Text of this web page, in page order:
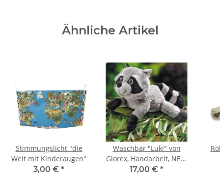
Ähnliche Artikel
Stimmungslicht "die
Welt mit Kinderaugen"
3,00 € *
Waschbär "Luki" von
Glorex, Handarbeit, NEU,
fertiges Kuscheltier,
17,00 € *